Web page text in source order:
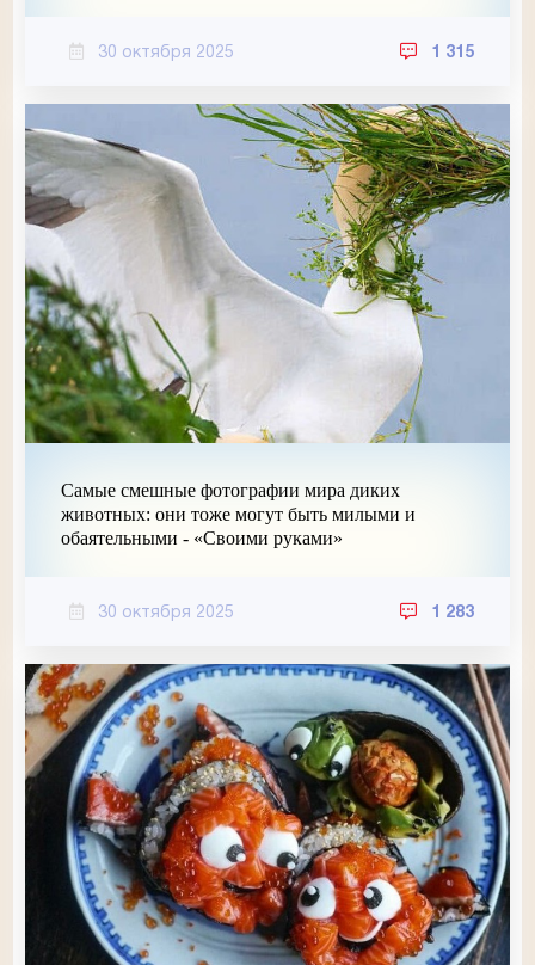
30 октября 2025 1 315
Самые смешные фотографии мира диких
животных: они тоже могут быть милыми и
обаятельными - «Своими руками»
30 октября 2025 1 283